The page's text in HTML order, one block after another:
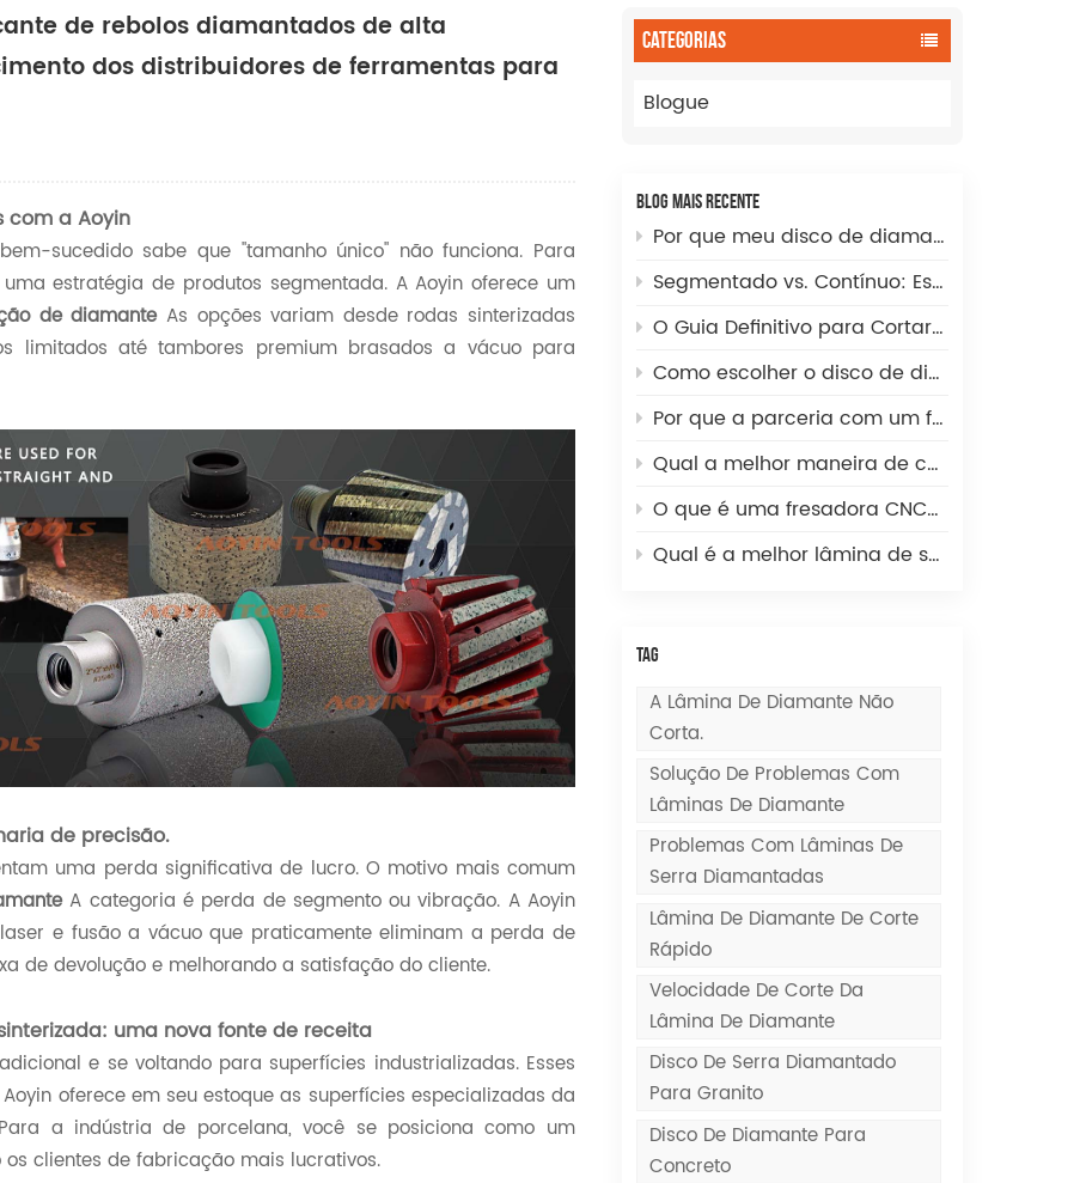
CATEGORIAS
Blogue
BLOG MAIS RECENTE
Por que meu disco de diamante corta lentamente? Guia completo de solução de problemas e otimização de velocidade.
Segmentado vs. Contínuo: Escolhendo a ponta de fresa diamantada incremental CNC ideal para recortes perfeitos em cubas.
O Guia Definitivo para Cortar Grandes Orifícios em Azulejos de Pedra Sinterizada, Vidro e Porcelanato
Como escolher o disco de diamante certo para asfalto e concreto: um guia técnico do distribuidor.
Por que a parceria com um fabricante de rebolos diamantados de alta qualidade é a chave para o crescimento dos distribuidores de ferramentas para pedra?
Qual a melhor maneira de cortar uma parede de concreto?
O que é uma fresadora CNC? Uma rápida olhada no prático instrumento da usinagem de precisão
Qual é a melhor lâmina de serra para cortar pedra?
TAG
A Lâmina De Diamante Não
Corta.
Solução De Problemas Com
Lâminas De Diamante
Problemas Com Lâminas De
Serra Diamantadas
Lâmina De Diamante De Corte
Rápido
Velocidade De Corte Da
Lâmina De Diamante
Disco De Serra Diamantado
Para Granito
Disco De Diamante Para
Concreto
de rebolos diamantados de alta
dos distribuidores de ferramentas para
com a Aoyin
sucedido sabe que "tamanho único" não funciona. Para
estratégia de produtos segmentada. A Aoyin oferece um
de diamanteAs opções variam desde rodas sinterizadas
limitados até tambores premium brasados ​​a vácuo para
de precisão.
uma perda significativa de lucro. O motivo mais comum
A categoria é perda de segmento ou vibração. A Aoyin
e fusão a vácuo que praticamente eliminam a perda de
de devolução e melhorando a satisfação do cliente.
uma nova fonte de receita
e se voltando para superfícies industrializadas. Esses
oferece em seu estoque as superfícies especializadas da
a indústria de porcelana, você se posiciona como um
clientes de fabricação mais lucrativos.